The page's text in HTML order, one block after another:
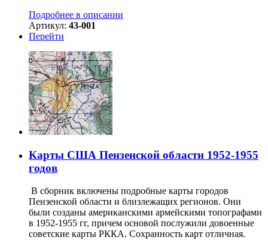
Подробнее в описании
Артикул: 43-001
Перейти
Карты США Пензенской области 1952-1955
годов
В сборник включены подробные карты городов
Пензенской области и близлежащих регионов. Они
были созданы американскими армейскими топографами
в 1952-1955 гг, причем основой послужили довоенные
советские карты РККА. Сохранность карт отличная.